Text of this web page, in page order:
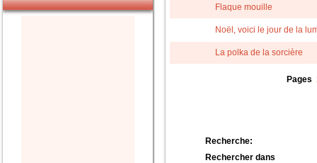
Flaque mouille
Noël, voici le jour de la
La polka de la sorcière
Pages
Recherche:
Rechercher dans